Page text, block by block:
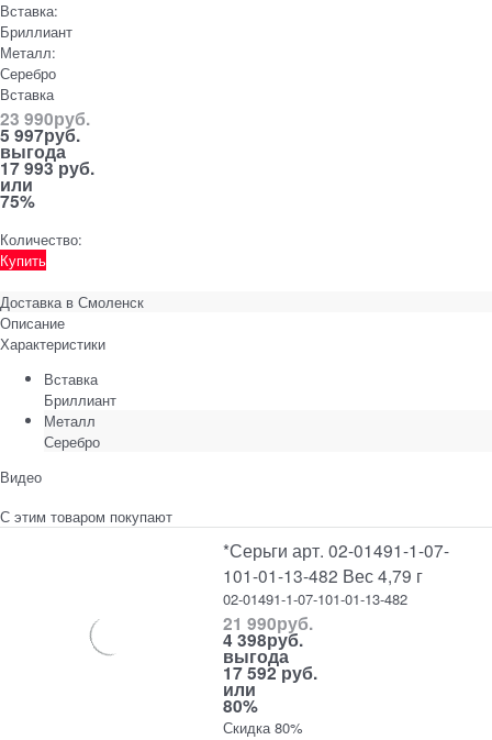
Вставка:
Бриллиант
Металл:
Серебро
Вставка
23 990руб.
5 997руб.
выгода
17 993 руб.
или
75%
Количество:
Купить
Доставка в Смоленск
Описание
Характеристики
Вставка
Бриллиант
Металл
Серебро
Видео
С этим товаром покупают
*Серьги арт. 02-01491-1-07-
101-01-13-482 Вес 4,79 г
02-01491-1-07-101-01-13-482
21 990руб.
4 398руб.
выгода
17 592 руб.
или
80%
Скидка 80%